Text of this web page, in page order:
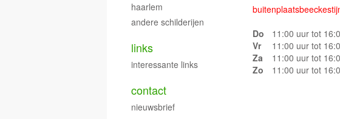
Do
11:00 uur tot
Vr
11:00 uur tot
Za
11:00 uur tot
Zo
11:00 uur tot
haarlem
andere schilderijen
links
interessante links
contact
nieuwsbrief